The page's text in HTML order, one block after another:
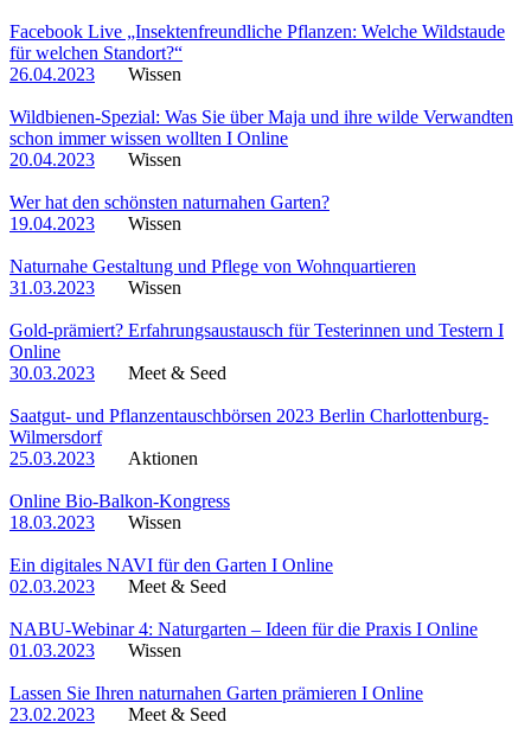
Facebook Live „Insektenfreundliche Pflanzen: Welche Wildstaude
für welchen Standort?“
26.04.2023
Wissen
Wildbienen-Spezial: Was Sie über Maja und ihre wilde Verwandten
schon immer wissen wollten I Online
20.04.2023
Wissen
Wer hat den schönsten naturnahen Garten?
19.04.2023
Wissen
Naturnahe Gestaltung und Pflege von Wohnquartieren
31.03.2023
Wissen
Gold-prämiert? Erfahrungsaustausch für Testerinnen und Testern I
Online
30.03.2023
Meet & Seed
Saatgut- und Pflanzentauschbörsen 2023 Berlin Charlottenburg-
Wilmersdorf
25.03.2023
Aktionen
Online Bio-Balkon-Kongress
18.03.2023
Wissen
Ein digitales NAVI für den Garten I Online
02.03.2023
Meet & Seed
NABU-Webinar 4: Naturgarten – Ideen für die Praxis I Online
01.03.2023
Wissen
Lassen Sie Ihren naturnahen Garten prämieren I Online
23.02.2023
Meet & Seed